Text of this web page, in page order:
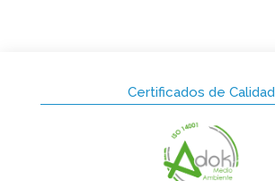
Certificados de Calidad